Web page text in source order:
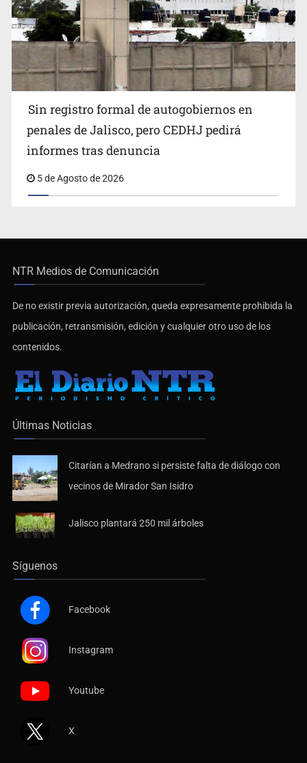
Sin registro formal de autogobiernos en
penales de Jalisco, pero CEDHJ pedirá
informes tras denuncia
5 de Agosto de 2026
NTR Medios de Comunicación
De no existir previa autorización, queda expresamente prohibida la
publicación, retransmisión, edición y cualquier otro uso de los
contenidos.
Últimas Noticias
Citarían a Medrano si persiste falta de diálogo con
vecinos de Mirador San Isidro
Jalisco plantará 250 mil árboles
Síguenos
Facebook
Instagram
Youtube
X